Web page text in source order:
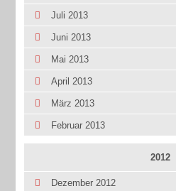
Juli 2013
Juni 2013
Mai 2013
April 2013
März 2013
Februar 2013
2012
Dezember 2012